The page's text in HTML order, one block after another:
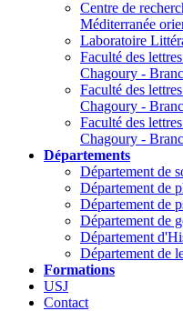
Centre de
Méditerranée
Laboratoire
Faculté des
Chagoury -
Faculté des
Chagoury -
Faculté des
Chagoury -
Départements
Département de
Département de
Département de
Département de
Département
Département de
Formations
USJ
Contact